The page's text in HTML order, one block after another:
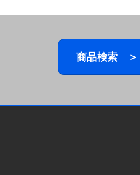
商品検索 ＞